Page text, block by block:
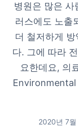
병원은 많은 사
러스에도 노출
더 철저하게
다. 그에 따라
요한데요, 의
Environmental
2020년 7월